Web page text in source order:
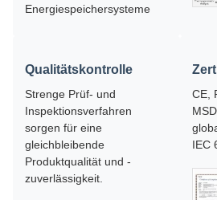
Energiespeichersysteme
Qualitätskontrolle
Strenge Prüf- und
Inspektionsverfahren
sorgen für eine
gleichbleibende
Produktqualität und -
zuverlässigkeit.
CE,
IEC